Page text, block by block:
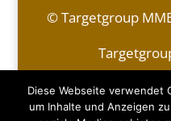
© Targetgroup
Kontakt|
Diese Webseite verwendet
um Inhalte und Anzeigen